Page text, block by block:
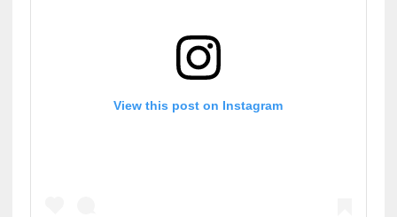
View this post on Instagram